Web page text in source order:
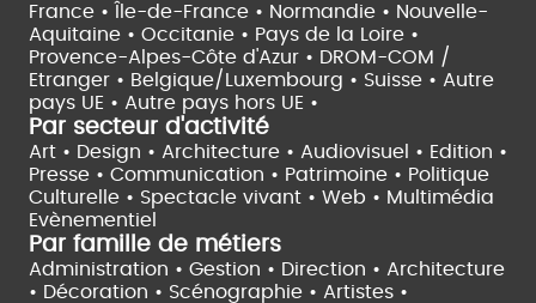
France •
Île-de-France • Normandie • Nouvelle-
Aquitaine • Occitanie • Pays de la Loire •
Provence-Alpes-Côte d'Azur • DROM-COM /
Etranger • Belgique/Luxembourg • Suisse • Autre
pays UE • Autre pays hors UE •
Par secteur d'activité
Art • Design • Architecture • Audiovisuel • Edition •
Presse • Communication • Patrimoine • Politique
Culturelle • Spectacle vivant • Web • Multimédia
Evènementiel
Par famille de métiers
Administration • Gestion • Direction • Architecture
• Décoration • Scénographie • Artistes •